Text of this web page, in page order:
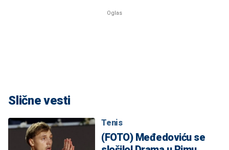
Slične vesti
Tenis
(FOTO) Međedoviću se